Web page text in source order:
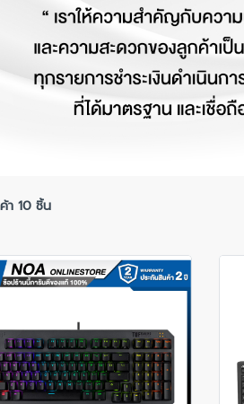
า 10 ชิ้น